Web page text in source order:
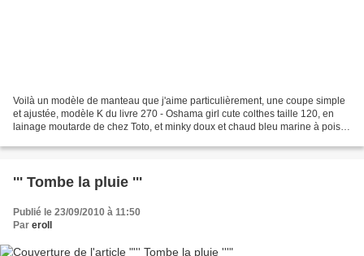
Voilà un modèle de manteau que j'aime particulièrement, une coupe simple
et ajustée, modèle K du livre 270 - Oshama girl cute colthes taille 120, en
lainage moutarde de chez Toto, et minky doux et chaud bleu marine à pois
''' Tombe la pluie '''
Publié le 23/09/2010 à 11:50
Par eroll